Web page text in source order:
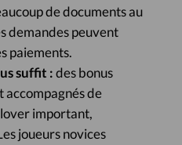
de documents au
demandes peuvent
paiements.
suffit :des bonus
accompagnés de
important,
joueurs novices